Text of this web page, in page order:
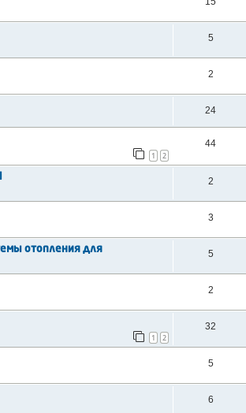
5
2
24
1 2
44
2
3
отопления для 5
2
1 2
32
5
6